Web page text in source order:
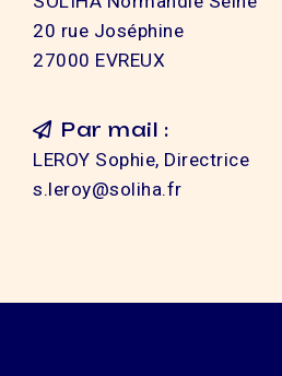
20 rue Joséphine
27000 EVREUX
Par mail :
LEROY Sophie, Directrice
s.leroy@soliha.fr